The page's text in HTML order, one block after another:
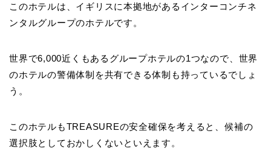
このホテルは、イギリスに本拠地があるインターコンチネ
ンタルグループのホテルです。
世界で6,000近くもあるグループホテルの1つなので、世界
のホテルの警備体制を共有できる体制も持っているでしょ
う。
このホテルもTREASUREの安全確保を考えると、候補の
選択肢としておかしくないといえます。